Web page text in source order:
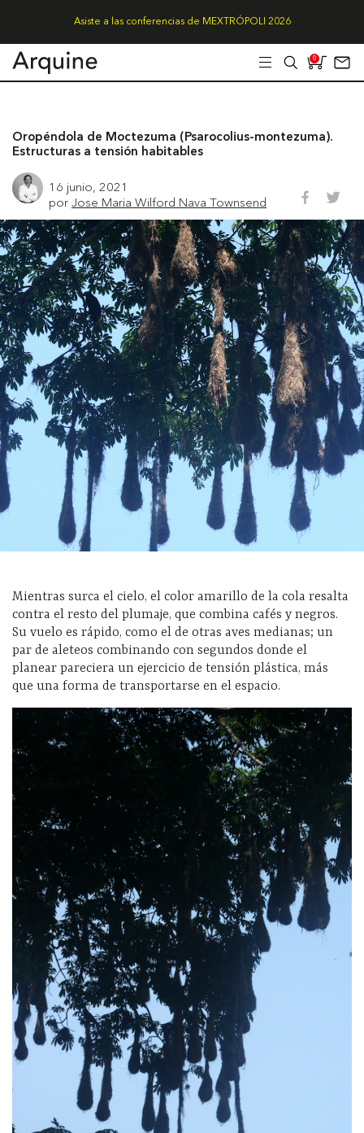
Asiste a las conferencias de MEXTRÓPOLI 2026
0
Oropéndola de Moctezuma (Psarocolius-montezuma).
Estructuras a tensión habitables
16 junio, 2021
por Jose Maria Wilford Nava Townsend
Mientras surca el cielo, el color amarillo de la cola resalta
contra el resto del plumaje, que combina cafés y negros.
Su vuelo es rápido, como el de otras aves medianas; un
par de aleteos combinando con segundos donde el
planear pareciera un ejercicio de tensión plástica, más
que una forma de transportarse en el espacio.